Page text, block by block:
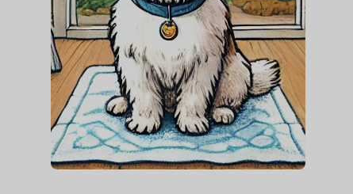
OBROŻA DLA PSA
Obroża z klamrą dla psa
Obroża półzaciskowa dla psa
Obroża dla szczeniaka
Obroża przeciw kleszczom dla psa
ZOBACZ WSZYSTKO >